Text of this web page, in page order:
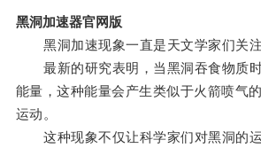
黑洞加速器官网版
黑洞加速现象一直是天文学家们关注
最新的研究表明，当黑洞吞食物质时
能量，这种能量会产生类似于火箭喷气
运动。
这种现象不仅让科学家们对黑洞的运